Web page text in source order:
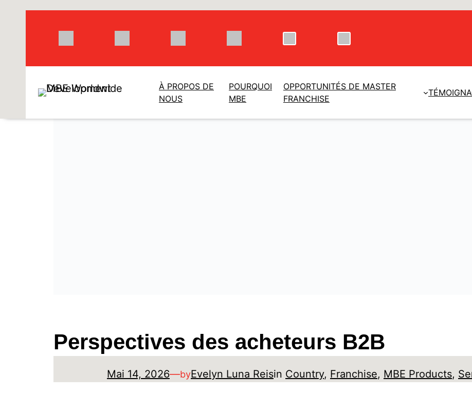
À PROPOS DE
NOUS
POURQUOI
MBE
OPPORTUNITÉS DE MASTER
FRANCHISE
Perspectives des acheteurs B2B
Mai 14, 2026—byEvelyn Luna Reisin Country, Franchise, MBE Products,